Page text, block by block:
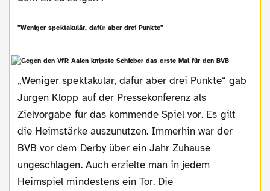
"Weniger spektakulär, dafür aber drei Punkte"
„Weniger spektakulär, dafür aber drei Punkte“ gab
Jürgen Klopp auf der Pressekonferenz als
Zielvorgabe für das kommende Spiel vor. Es gilt
die Heimstärke auszunutzen. Immerhin war der
BVB vor dem Derby über ein Jahr Zuhause
ungeschlagen. Auch erzielte man in jedem
Heimspiel mindestens ein Tor. Die